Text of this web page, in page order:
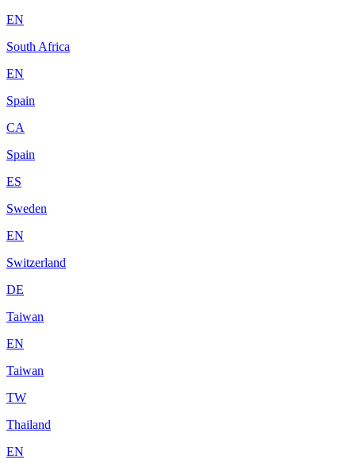
EN
South Africa
EN
Spain
CA
Spain
ES
Sweden
EN
Switzerland
DE
Taiwan
EN
Taiwan
TW
Thailand
EN